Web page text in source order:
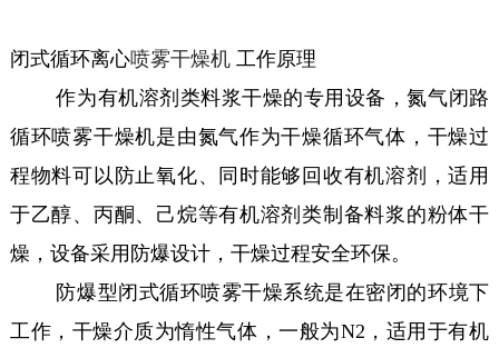
闭式循环离心喷雾干燥机工作原理
作为有机溶剂类料浆干燥的专用设备，氮气闭路
循环喷雾干燥机是由氮气作为干燥循环气体，干燥过
程物料可以防止氧化、同时能够回收有机溶剂，适用
于乙醇、丙酮、己烷等有机溶剂类制备料浆的粉体干
燥，设备采用防爆设计，干燥过程安全环保。
防爆型闭式循环喷雾干燥系统是在密闭的环境下
工作，干燥介质为惰性气体，一般为N2，适用于有机